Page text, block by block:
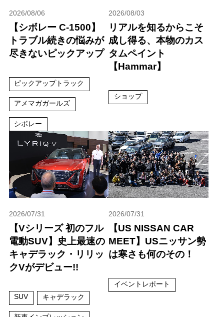
2026/08/06
【シボレー C-1500】
トラブル続きの悩みが
尽きないピックアップ
ピックアップトラック
アメマガガールズ
シボレー
2026/08/03
リアルを知るからこそ
成し得る、本物のカス
タムペイント
【Hammar】
ショップ
2026/07/31
【Vシリーズ 初のフル
電動SUV】史上最速の
キャデラック・リリッ
クVがデビュー!!
SUV キャデラック
2026/07/31
【US NISSAN CAR
MEET】USニッサン勢
は寒さも何のその！
イベントレポート